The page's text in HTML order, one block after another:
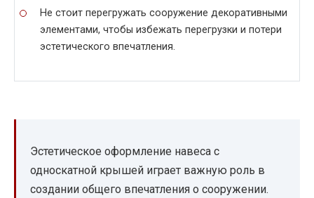
Не стоит перегружать сооружение декоративными
элементами, чтобы избежать перегрузки и потери
эстетического впечатления.
Эстетическое оформление навеса с
односкатной крышей играет важную роль в
создании общего впечатления о сооружении.